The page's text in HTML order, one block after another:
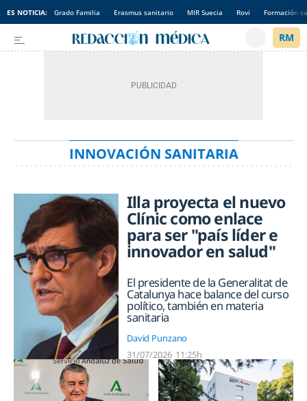
ES NOTICIA: Grado Familia Erasmus sanitario MIR Suecia Rovi Formación
INNOVACIÓN SANITARIA
Illa proyecta el nuevo
Clínic como enlace
para ser "país líder e
innovador en salud"
El presidente de la Generalitat de
Catalunya hace balance del curso
político, también en materia
sanitaria
David Punzano
31/07/2026 11:25h